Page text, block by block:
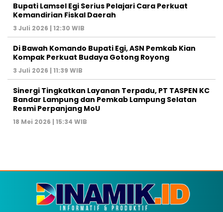
Bupati Lamsel Egi Serius Pelajari Cara Perkuat
Kemandirian Fiskal Daerah
3 Juli 2026 | 12:30 WIB
Di Bawah Komando Bupati Egi, ASN Pemkab Kian
Kompak Perkuat Budaya Gotong Royong
3 Juli 2026 | 11:39 WIB
Sinergi Tingkatkan Layanan Terpadu, PT TASPEN KC
Bandar Lampung dan Pemkab Lampung Selatan
Resmi Perpanjang MoU
18 Mei 2026 | 15:34 WIB